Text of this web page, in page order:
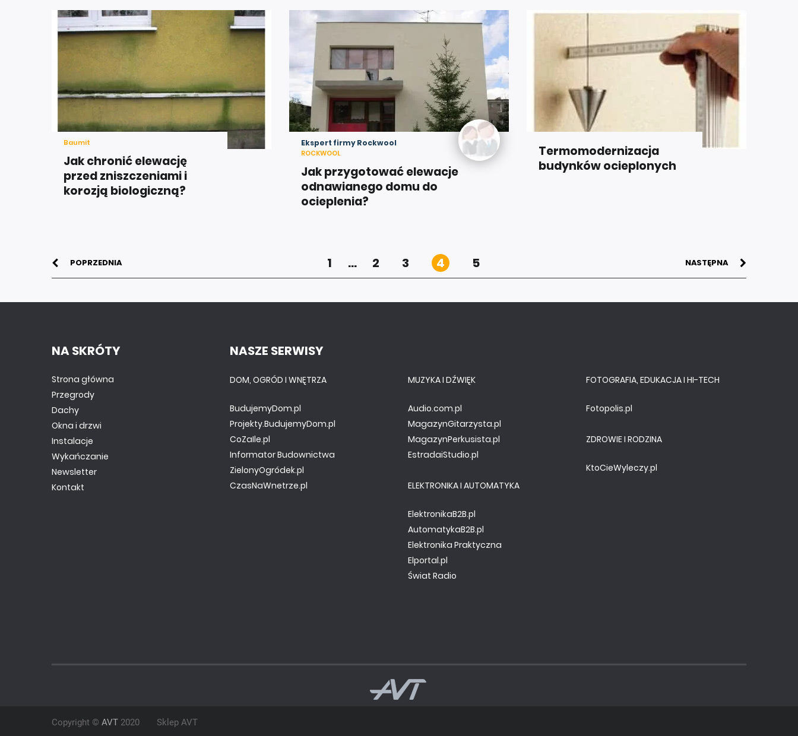
Baumit
Jak chronić elewację
przed zniszczeniami i
korozją biologiczną?
Ekspert firmy Rockwool
ROCKWOOL
Jak przygotować elewacje
odnawianego domu do
ocieplenia?
Termomodernizacja
budynków ocieplonych
POPRZEDNIA 1 ... 2 3 4 5 NASTĘPNA
NA SKRÓTY
Strona główna
Przegrody
Dachy
Okna i drzwi
Instalacje
Wykańczanie
Newsletter
Kontakt
NASZE SERWISY
DOM, OGRÓD I WNĘTRZA
BudujemyDom.pl
Projekty.BudujemyDom.pl
CoZaIle.pl
Informator Budownictwa
ZielonyOgródek.pl
CzasNaWnetrze.pl
MUZYKA I DŹWIĘK
Audio.com.pl
MagazynGitarzysta.pl
MagazynPerkusista.pl
EstradaiStudio.pl
ELEKTRONIKA I AUTOMATYKA
ElektronikaB2B.pl
AutomatykaB2B.pl
Elektronika Praktyczna
Elportal.pl
Świat Radio
FOTOGRAFIA, EDUKACJA I HI-TECH
Fotopolis.pl
ZDROWIE I RODZINA
KtoCieWyleczy.pl
Copyright © AVT 2020 Sklep AVT